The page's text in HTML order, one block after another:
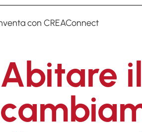
con CREAConnect
Abitare il